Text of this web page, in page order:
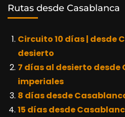
Rutas desde Casablanca
Circuito 10 días | desde
desierto
7 días al desierto
imperiales
8 días desde
15 días desde